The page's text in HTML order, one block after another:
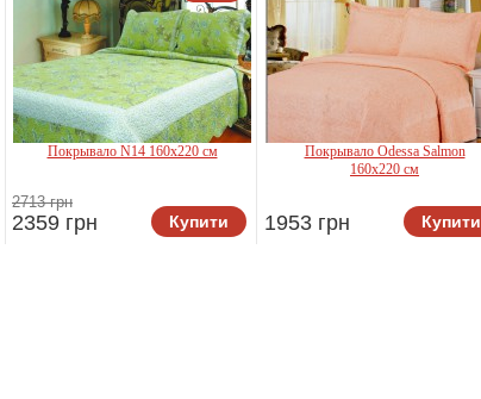
Покрывало N14 160x220 см
2713 грн
2359 грн Купити
Покрывало Odessa Salmon
160x220 см
1953 грн Купити